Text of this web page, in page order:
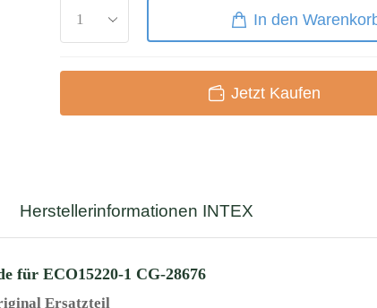
In den
Jetzt Kaufen
Herstellerinformationen INTEX
für ECO15220-1 CG-28676
Ersatzteil